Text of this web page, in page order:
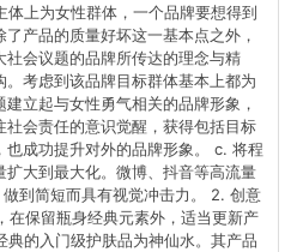
体上为女性群体，一个品牌要想得到
产品的质量好坏这一基本点之外，
社会议题的品牌所传达的理念与精
考虑到该品牌目标群体基本上都为
立起与女性勇气相关的品牌形象，
社会责任的意识觉醒，获得包括目标
也成功提升对外的品牌形象。 c. 将程
扩大到最大化。微博、抖音等高流量
到简短而具有视觉冲击力。 2. 创意
在保留瓶身经典元素外，适当更新产
典的入门级护肤品为神仙水。其产品